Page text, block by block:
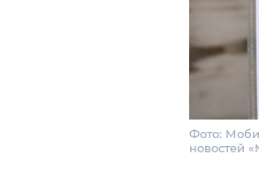
Фото:
новостей